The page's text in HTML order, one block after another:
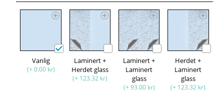
Vanlig
(+ 0.00 kr)
Laminert +
Herdet glass
(+ 123.32 kr)
Laminert +
Laminert
glass
(+ 93.00 kr)
Herdet +
Laminert
glass
(+ 123.32 kr)